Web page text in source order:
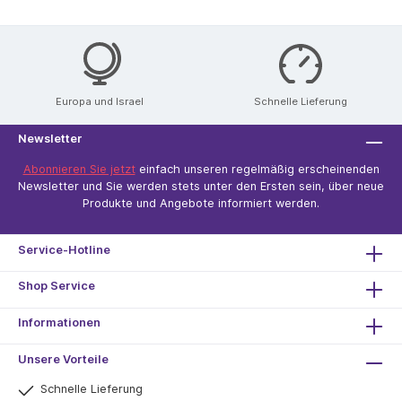
Europa und Israel Schnelle Lieferung
Newsletter
Abonnieren Sie jetzteinfach unseren regelmäßig erscheinenden
Newsletter und Sie werden stets unter den Ersten sein, über neue
Produkte und Angebote informiert werden.
Service-Hotline
Shop Service
Informationen
Unsere Vorteile
Schnelle Lieferung